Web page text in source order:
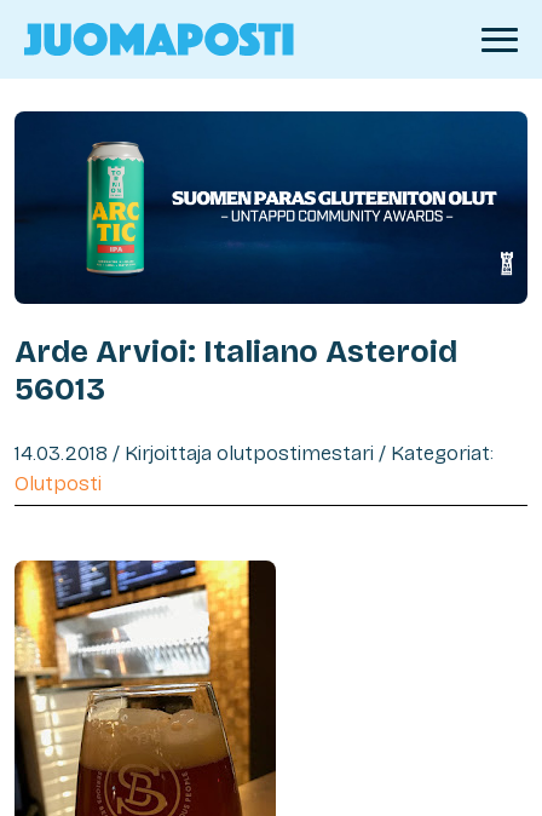
Arde Arvioi: Italiano Asteroid
56013
14.03.2018 / Kirjoittaja olutpostimestari / Kategoriat:
Olutposti